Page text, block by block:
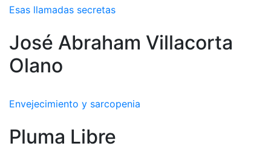
Esas llamadas secretas
José Abraham Villacorta
Olano
Envejecimiento y sarcopenia
Pluma Libre